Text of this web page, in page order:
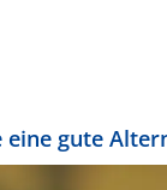
gute